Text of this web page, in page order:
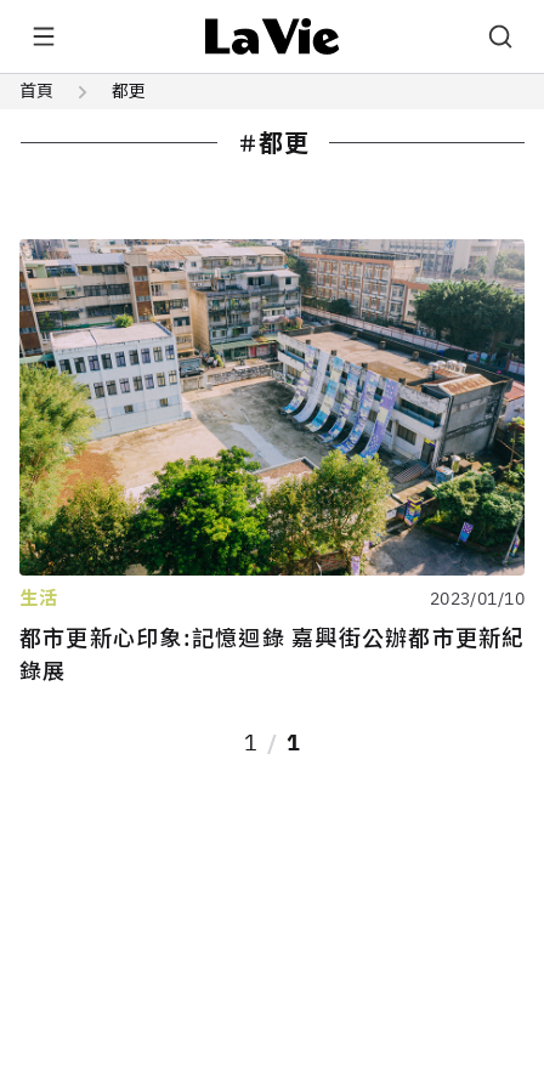
首頁 都更
都更
生活 2023/01/10
都市更新心印象:記憶迴錄 嘉興街公辦都市更新紀
錄展
1 1